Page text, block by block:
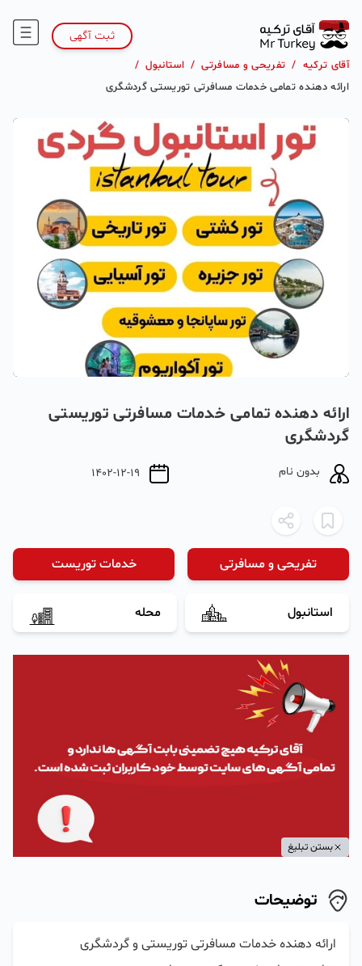
ثبت آگهی
آقای ترکیه / تفریحی و مسافرتی / استانبول /
ارائه دهنده تمامی خدمات مسافرتی توریستی گردشگری
ارائه دهنده تمامی خدمات مسافرتی توریستی
گردشگری
بدون نام 1402-12-19
تفریحی و مسافرتی خدمات توریست
استانبول محله
بستن تبلیغ
توضیحات